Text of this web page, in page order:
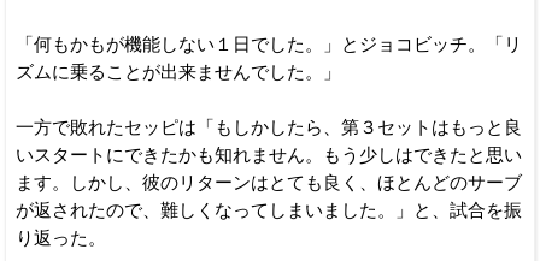
「何もかもが機能しない１日でした。」とジョコビッチ。「リ
ズムに乗ることが出来ませんでした。」
一方で敗れたセッピは「もしかしたら、第３セットはもっと良
いスタートにできたかも知れません。もう少しはできたと思い
ます。しかし、彼のリターンはとても良く、ほとんどのサーブ
が返されたので、難しくなってしまいました。」と、試合を振
り返った。